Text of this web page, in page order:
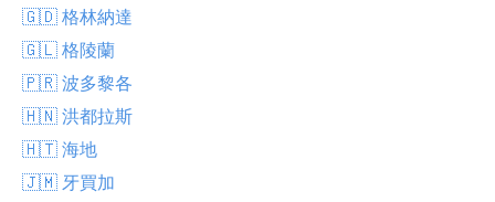
🇬🇩 格林納達
🇬🇱 格陵蘭
🇵🇷 波多黎各
🇭🇳 洪都拉斯
🇭🇹 海地
🇯🇲 牙買加